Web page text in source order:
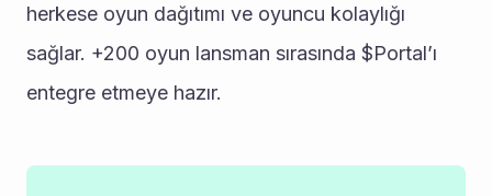
herkese oyun dağıtımı ve oyuncu kolaylığı
sağlar. +200 oyun lansman sırasında $Portal’ı
entegre etmeye hazır.